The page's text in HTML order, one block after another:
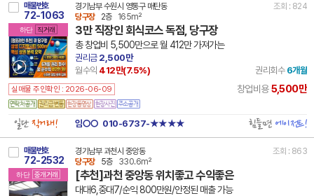
매물번호
72-1063
하단 직거래
경기남부 수원시 영통구 매탄동
조회 : 824
당구장
2층 165m²
3만 직장인 회식코스 독점, 당구장
총 창업비 5,500만으로 월 412만 가져가는
권리금2,500만
월수익 412만(7.5%) 권리회수 6개월
실매물 주인확인 : 2026-06-09 창업비용5,500만
일단직거래! 임○○ 010-6737-★★★★ 힘들면에이전트!
매물번호
72-2532
하단 중개거래
경기남부 과천시 중앙동
조회 : 863
당구장
5층 330.6m²
[추천]과천 중앙동 위치좋고 수익좋은
대대6,중대7/순익 800만원/안정된 매출 가능